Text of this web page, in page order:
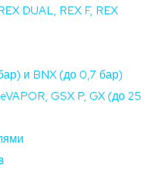
DUAL, REX F, REX
и BNX (до 0,7 бар)
GSX P, GX (до 25